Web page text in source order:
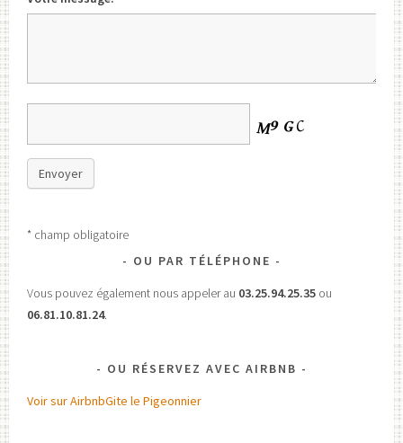
Envoyer
* champ obligatoire
OU PAR TÉLÉPHONE
Vous pouvez également nous appeler au 03.25.94.25.35 ou
06.81.10.81.24.
OU RÉSERVEZ AVEC AIRBNB
Voir sur AirbnbGite le Pigeonnier